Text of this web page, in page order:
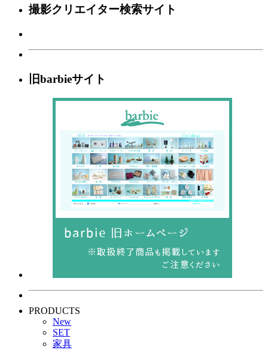
撮影クリエイター検索サイト
旧barbieサイト
PRODUCTS
New
SET
家具